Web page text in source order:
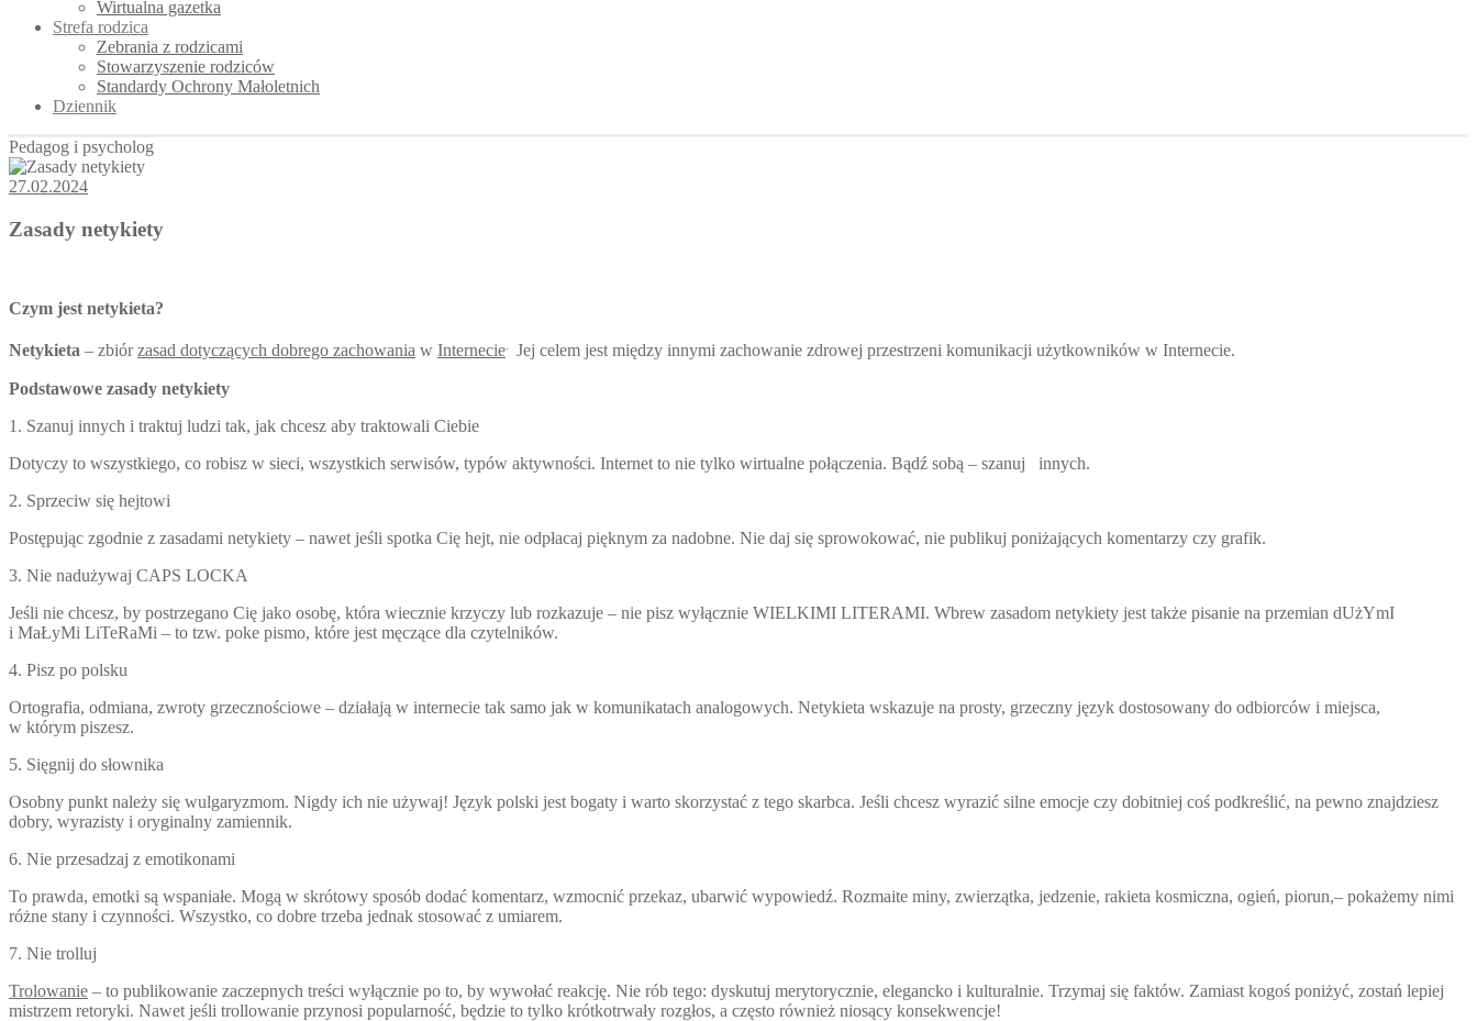
Wirtualna gazetka
Strefa rodzica
Zebrania z rodzicami
Stowarzyszenie rodziców
Standardy Ochrony Małoletnich
Dziennik
Pedagog i psycholog
27.02.2024
Zasady netykiety
Czym jest netykieta?
Netykieta – zbiórzasad dotyczących dobrego zachowania w Internecie. Jej celem jest między innymi zachowanie zdrowej przestrzeni komunikacji użytkowników w Internecie.
Podstawowe zasady netykiety
1. Szanuj innych i traktuj ludzi tak, jak chcesz aby traktowali Ciebie
Dotyczy to wszystkiego, co robisz w sieci, wszystkich serwisów, typów aktywności. Internet to nie tylko wirtualne połączenia. Bądź sobą – szanuj innych.
2. Sprzeciw się hejtowi
Postępując zgodnie z zasadami netykiety – nawet jeśli spotka Cię hejt, nie odpłacaj pięknym za nadobne. Nie daj się sprowokować, nie publikuj poniżających komentarzy czy grafik.
3. Nie nadużywaj CAPS LOCKA
Jeśli nie chcesz, by postrzegano Cię jako osobę, która wiecznie krzyczy lub rozkazuje – nie pisz wyłącznie WIELKIMI LITERAMI. Wbrew zasadom netykiety jest także pisanie na przemian dUżYmI
i MaŁyMi LiTeRaMi – to tzw. poke pismo, które jest męczące dla czytelników.
4. Pisz po polsku
Ortografia, odmiana, zwroty grzecznościowe – działają w internecie tak samo jak w komunikatach analogowych. Netykieta wskazuje na prosty, grzeczny język dostosowany do odbiorców i miejsca,
w którym piszesz.
5. Sięgnij do słownika
Osobny punkt należy się wulgaryzmom. Nigdy ich nie używaj! Język polski jest bogaty i warto skorzystać z tego skarbca. Jeśli chcesz wyrazić silne emocje czy dobitniej coś podkreślić, na pewno znajdziesz
dobry, wyrazisty i oryginalny zamiennik.
6. Nie przesadzaj z emotikonami
To prawda, emotki są wspaniałe. Mogą w skrótowy sposób dodać komentarz, wzmocnić przekaz, ubarwić wypowiedź. Rozmaite miny, zwierzątka, jedzenie, rakieta kosmiczna, ogień, piorun,– pokażemy nimi
różne stany i czynności. Wszystko, co dobre trzeba jednak stosować z umiarem.
7. Nie trolluj
Trolowanie – to publikowanie zaczepnych treści wyłącznie po to, by wywołać reakcję. Nie rób tego: dyskutuj merytorycznie, elegancko i kulturalnie. Trzymaj się faktów. Zamiast kogoś poniżyć, zostań lepiej
mistrzem retoryki. Nawet jeśli trollowanie przynosi popularność, będzie to tylko krótkotrwały rozgłos, a często również niosący konsekwencje!